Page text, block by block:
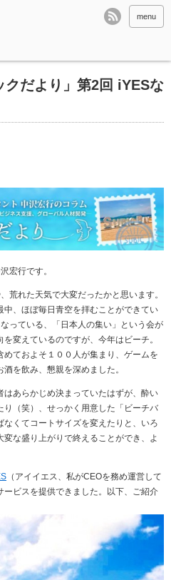
menu
クだより」第2回 iYESな
宏行です。
荒れた天気で大変だったかと思います。
、ほぼ毎日青空を拝むことができてい
っている、「日本人の集い」という会が
変えているのですが、今年はビーチ。
ておよそ１００人が集まり、ゲームを
を飲み、懇親を深めました。
あらかじめ決まっていたはずが、酔い
（笑）、せっかく用意した「ビーチバ
くてコートサイズを変えたりと、いろ
な盛り上がりで終えることができ、よ
（アイイエス、私がCEOを務め運営して
ビスを提供できました。以下、ご紹介